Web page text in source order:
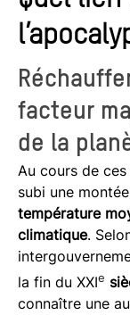
facteur
de la
Au cours de
subi une
température
climatique.
la fin du XXIe
connaître une